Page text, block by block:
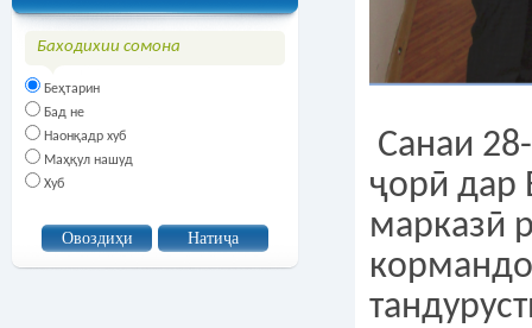
Баходихии сомона
Беҳтарин
Бад не
Наонқадр хуб
Маҳқул нашуд
Хуб
Санаи
ҷорӣ дар
марказӣ